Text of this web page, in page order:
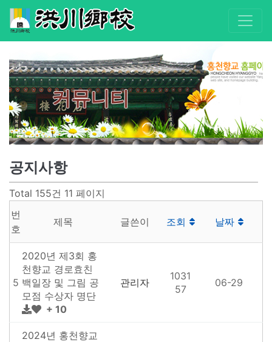
커뮤니티
공지사항
Total 155건 11 페이지
번
호
제목 글쓴이 조회 날짜
5
2020년 제3회 홍
천향교 경로효친
백일장 및 그림 공
모점 수상자 명단
+ 10
관리자
1031
57
06-29
2024년 홍천향교